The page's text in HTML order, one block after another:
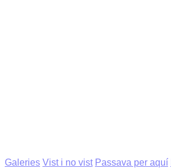
Galeries Vist i no vist Passava per aquí